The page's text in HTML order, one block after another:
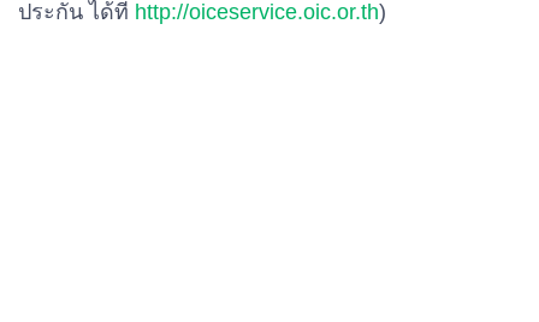
ประกัน ได้ที่ http://oiceservice.oic.or.th)